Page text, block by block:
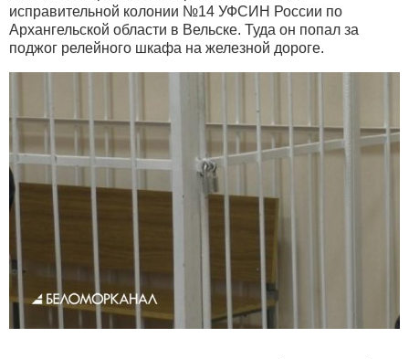
исправительной колонии №14 УФСИН России по
Архангельской области в Вельске. Туда он попал за
поджог релейного шкафа на железной дороге.